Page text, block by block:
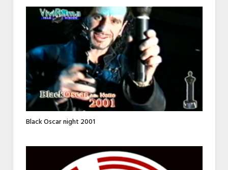
Black Oscar night 2001